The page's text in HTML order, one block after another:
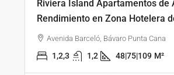
Riviera Island Apartamentos de
Rendimiento en Zona Hotelera
Avenida Barceló, Bávaro Punta Cana
1,2,3 1,2 48|75|109 M²